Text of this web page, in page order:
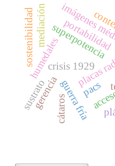
crisis 1929
humedales
pacs
portabilidad
placas
imágenes
sostenibilidad superpotencia
guerra fría
mediación
gerencia
sustrato cátaros